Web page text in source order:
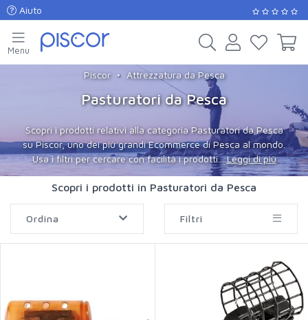
Aiuto
Menu
Piscor Attrezzatura da Pesca
Pasturatori da Pesca
Scopri i prodotti relativi alla categoria Pasturatori da Pesca
su Piscor, uno dei più grandi Ecommerce di Pesca al mondo.
Usa i filtri per cercare con facilità i prodotti... Leggi di più
Scopri i prodotti in Pasturatori da Pesca
Ordina Filtri